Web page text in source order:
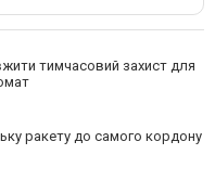
тимчасовий захист для
ракету до самого кордону